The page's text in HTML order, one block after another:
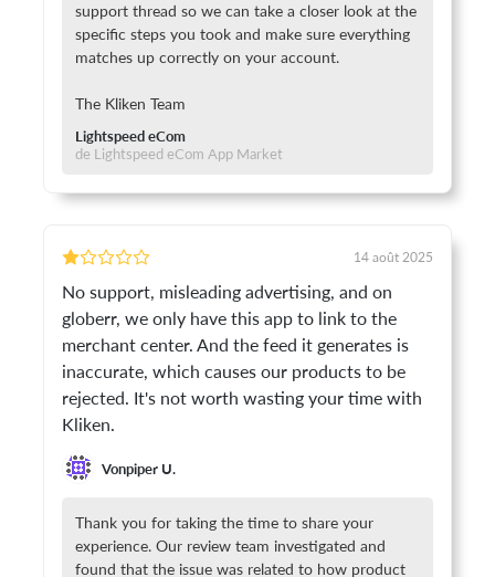
support thread so we can take a closer look at the
specific steps you took and make sure everything
matches up correctly on your account.
The Kliken Team
Lightspeed eCom
de Lightspeed eCom App Market
14 août 2025
No support, misleading advertising, and on
globerr, we only have this app to link to the
merchant center. And the feed it generates is
inaccurate, which causes our products to be
rejected. It's not worth wasting your time with
Kliken.
Vonpiper U.
Thank you for taking the time to share your
experience. Our review team investigated and
found that the issue was related to how product